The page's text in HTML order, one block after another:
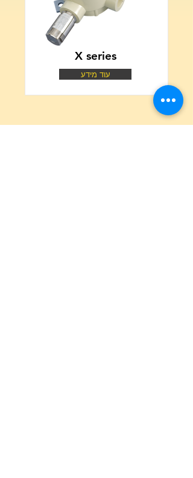
X series
עוד מידע